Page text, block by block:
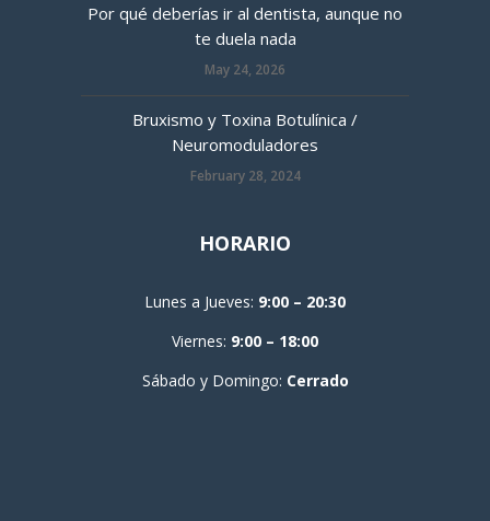
Por qué deberías ir al dentista, aunque no
te duela nada
May 24, 2026
Bruxismo y Toxina Botulínica /
Neuromoduladores
February 28, 2024
HORARIO
Lunes a Jueves: 9:00 – 20:30
Viernes: 9:00 – 18:00
Sábado y Domingo: Cerrado